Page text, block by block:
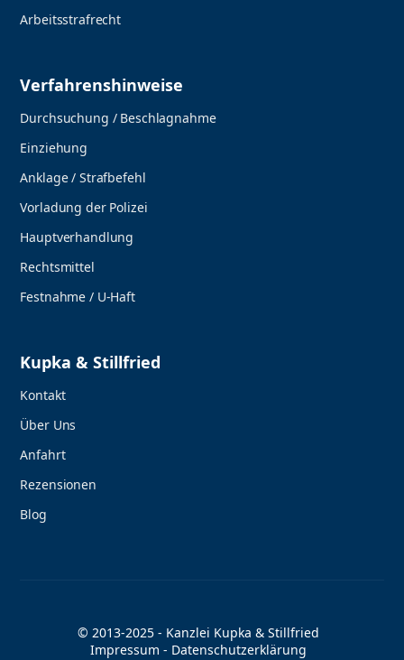
Arbeitsstrafrecht
Verfahrenshinweise
Durchsuchung / Beschlagnahme
Einziehung
Anklage / Strafbefehl
Vorladung der Polizei
Hauptverhandlung
Rechtsmittel
Festnahme / U-Haft
Kupka & Stillfried
Kontakt
Über Uns
Anfahrt
Rezensionen
Blog
© 2013-2025 - Kanzlei Kupka & Stillfried
Impressum - Datenschutzerklärung